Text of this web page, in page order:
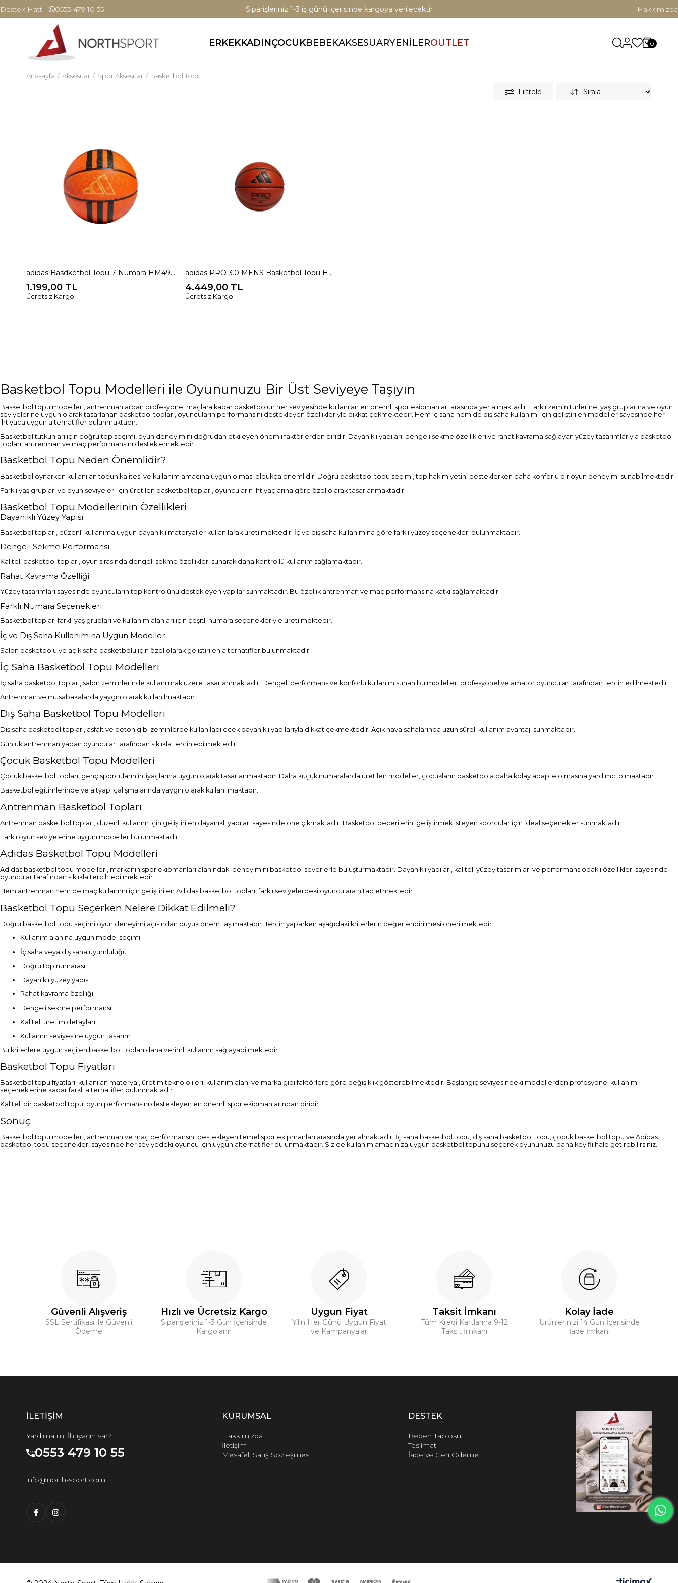
Destek Hattı 0553 479 10 55 Siparişleriniz 1-3 iş günü içerisinde kargoya verilecektir Hakkımızda
ERKEKKADINÇOCUKBEBEKAKSESUARYENİLEROUTLET 0
Anasayfa Aksesuar Spor Aksesuar Basketbol Topu
Filtrele
adidas Basdketbol Topu 7 Numara HM4970
1.199,00 TL
Ücretsiz Kargo
adidas PRO 3.0 MENS Basketbol Topu HM4976
4.449,00 TL
Ücretsiz Kargo
Basketbol Topu Modelleri ile Oyununuzu Bir Üst Seviyeye Taşıyın
Basketbol topu modelleri, antrenmanlardan profesyonel maçlara kadar basketbolun her seviyesinde kullanılan en önemli spor ekipmanları arasında yer almaktadır. Farklı zemin türlerine, yaş gruplarına ve oyun
seviyelerine uygun olarak tasarlanan basketbol topları, oyuncuların performansını destekleyen özellikleriyle dikkat çekmektedir. Hem iç saha hem de dış saha kullanımı için geliştirilen modeller sayesinde her
ihtiyaca uygun alternatifler bulunmaktadır.
Basketbol tutkunları için doğru top seçimi, oyun deneyimini doğrudan etkileyen önemli faktörlerden biridir. Dayanıklı yapıları, dengeli sekme özellikleri ve rahat kavrama sağlayan yüzey tasarımlarıyla basketbol
topları, antrenman ve maç performansını desteklemektedir.
Basketbol Topu Neden Önemlidir?
Basketbol oynarken kullanılan topun kalitesi ve kullanım amacına uygun olması oldukça önemlidir. Doğru basketbol topu seçimi, top hakimiyetini desteklerken daha konforlu bir oyun deneyimi sunabilmektedir.
Farklı yaş grupları ve oyun seviyeleri için üretilen basketbol topları, oyuncuların ihtiyaçlarına göre özel olarak tasarlanmaktadır.
Basketbol Topu Modellerinin Özellikleri
Dayanıklı Yüzey Yapısı
Basketbol topları, düzenli kullanıma uygun dayanıklı materyaller kullanılarak üretilmektedir. İç ve dış saha kullanımına göre farklı yüzey seçenekleri bulunmaktadır.
Dengeli Sekme Performansı
Kaliteli basketbol topları, oyun sırasında dengeli sekme özellikleri sunarak daha kontrollü kullanım sağlamaktadır.
Rahat Kavrama Özelliği
Yüzey tasarımları sayesinde oyuncuların top kontrolünü destekleyen yapılar sunmaktadır. Bu özellik antrenman ve maç performansına katkı sağlamaktadır.
Farklı Numara Seçenekleri
Basketbol topları farklı yaş grupları ve kullanım alanları için çeşitli numara seçenekleriyle üretilmektedir.
İç ve Dış Saha Kullanımına Uygun Modeller
Salon basketbolu ve açık saha basketbolu için özel olarak geliştirilen alternatifler bulunmaktadır.
İç Saha Basketbol Topu Modelleri
İç saha basketbol topları, salon zeminlerinde kullanılmak üzere tasarlanmaktadır. Dengeli performans ve konforlu kullanım sunan bu modeller, profesyonel ve amatör oyuncular tarafından tercih edilmektedir.
Antrenman ve müsabakalarda yaygın olarak kullanılmaktadır.
Dış Saha Basketbol Topu Modelleri
Dış saha basketbol topları, asfalt ve beton gibi zeminlerde kullanılabilecek dayanıklı yapılarıyla dikkat çekmektedir. Açık hava sahalarında uzun süreli kullanım avantajı sunmaktadır.
Günlük antrenman yapan oyuncular tarafından sıklıkla tercih edilmektedir.
Çocuk Basketbol Topu Modelleri
Çocuk basketbol topları, genç sporcuların ihtiyaçlarına uygun olarak tasarlanmaktadır. Daha küçük numaralarda üretilen modeller, çocukların basketbola daha kolay adapte olmasına yardımcı olmaktadır.
Basketbol eğitimlerinde ve altyapı çalışmalarında yaygın olarak kullanılmaktadır.
Antrenman Basketbol Topları
Antrenman basketbol topları, düzenli kullanım için geliştirilen dayanıklı yapıları sayesinde öne çıkmaktadır. Basketbol becerilerini geliştirmek isteyen sporcular için ideal seçenekler sunmaktadır.
Farklı oyun seviyelerine uygun modeller bulunmaktadır.
Adidas Basketbol Topu Modelleri
Adidas basketbol topu modelleri, markanın spor ekipmanları alanındaki deneyimini basketbol severlerle buluşturmaktadır. Dayanıklı yapıları, kaliteli yüzey tasarımları ve performans odaklı özellikleri sayesinde
oyuncular tarafından sıklıkla tercih edilmektedir.
Hem antrenman hem de maç kullanımı için geliştirilen Adidas basketbol topları, farklı seviyelerdeki oyunculara hitap etmektedir.
Basketbol Topu Seçerken Nelere Dikkat Edilmeli?
Doğru basketbol topu seçimi oyun deneyimi açısından büyük önem taşımaktadır. Tercih yaparken aşağıdaki kriterlerin değerlendirilmesi önerilmektedir:
Kullanım alanına uygun model seçimi
İç saha veya dış saha uyumluluğu
Doğru top numarası
Dayanıklı yüzey yapısı
Rahat kavrama özelliği
Dengeli sekme performansı
Kaliteli üretim detayları
Kullanım seviyesine uygun tasarım
Bu kriterlere uygun seçilen basketbol topları daha verimli kullanım sağlayabilmektedir.
Basketbol Topu Fiyatları
Basketbol topu fiyatları; kullanılan materyal, üretim teknolojileri, kullanım alanı ve marka gibi faktörlere göre değişiklik gösterebilmektedir. Başlangıç seviyesindeki modellerden profesyonel kullanım
seçeneklerine kadar farklı alternatifler bulunmaktadır.
Kaliteli bir basketbol topu, oyun performansını destekleyen en önemli spor ekipmanlarından biridir.
Sonuç
Basketbol topu modelleri, antrenman ve maç performansını destekleyen temel spor ekipmanları arasında yer almaktadır. İç saha basketbol topu, dış saha basketbol topu, çocuk basketbol topu ve Adidas
basketbol topu seçenekleri sayesinde her seviyedeki oyuncu için uygun alternatifler bulunmaktadır. Siz de kullanım amacınıza uygun basketbol topunu seçerek oyununuzu daha keyifli hale getirebilirsiniz.
Güvenli Alışveriş
SSL Sertifikası ile Güvenli
Ödeme
Hızlı ve Ücretsiz Kargo
Siparişleriniz 1-3 Gün İçerisinde
Kargolanır
Uygun Fiyat
Yılın Her Günü Uygun Fiyat
ve Kampanyalar
Taksit İmkanı
Tüm Kredi Kartlarına 9-12
Taksit İmkanı
Kolay İade
Ürünlerinizi 14 Gün İçerisinde
İade İmkanı
İLETİŞİM
Yardıma mı İhtiyacın var?
0553 479 10 55
info@north-sport.com
KURUMSAL
Hakkımızda
İletişim
Mesafeli Satış Sözleşmesi
DESTEK
Beden Tablosu
Teslimat
İade ve Geri Ödeme